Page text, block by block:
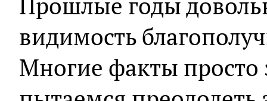
видимость
Многие факты